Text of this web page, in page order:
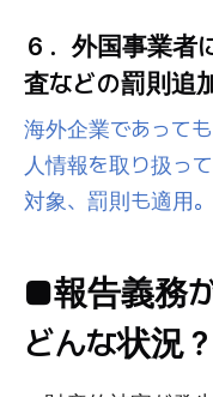
６．外国事業者
査などの罰則追
海外企業であって
人情報を取り扱っ
対象、罰則も適用。
■報告義務
どんな状況